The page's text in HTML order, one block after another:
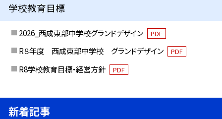
学校教育目標
2026_西成東部中学校グランドデザイン PDF
R８年度 西成東部中学校 グランドデザイン PDF
R8学校教育目標・経営方針 PDF
新着記事